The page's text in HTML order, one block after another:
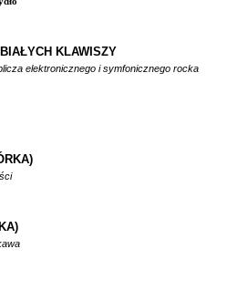
KLAWISZY
elektronicznego i symfonicznego rocka